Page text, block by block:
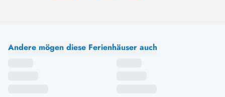
Andere mögen diese Ferienhäuser auch